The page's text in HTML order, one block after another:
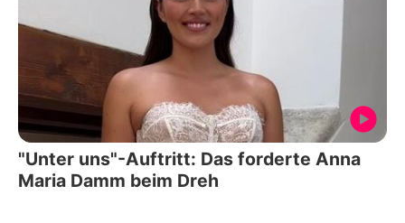
"Unter uns"-Auftritt: Das forderte Anna
Maria Damm beim Dreh